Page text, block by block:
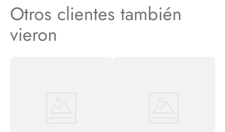
Otros clientes también
vieron